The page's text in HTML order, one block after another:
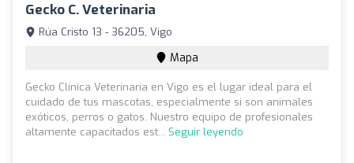
Gecko C. Veterinaria
Rúa Cristo 13 - 36205, Vigo
Mapa
Gecko Clínica Veterinaria en Vigo es el lugar ideal para el
cuidado de tus mascotas, especialmente si son animales
exóticos, perros o gatos. Nuestro equipo de profesionales
altamente capacitados est... Seguir leyendo